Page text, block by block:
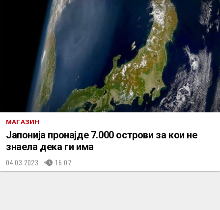
МАГАЗИН
Јапонија пронајде 7.000 острови за кои не
знаела дека ги има
04.03.2023. 16:07